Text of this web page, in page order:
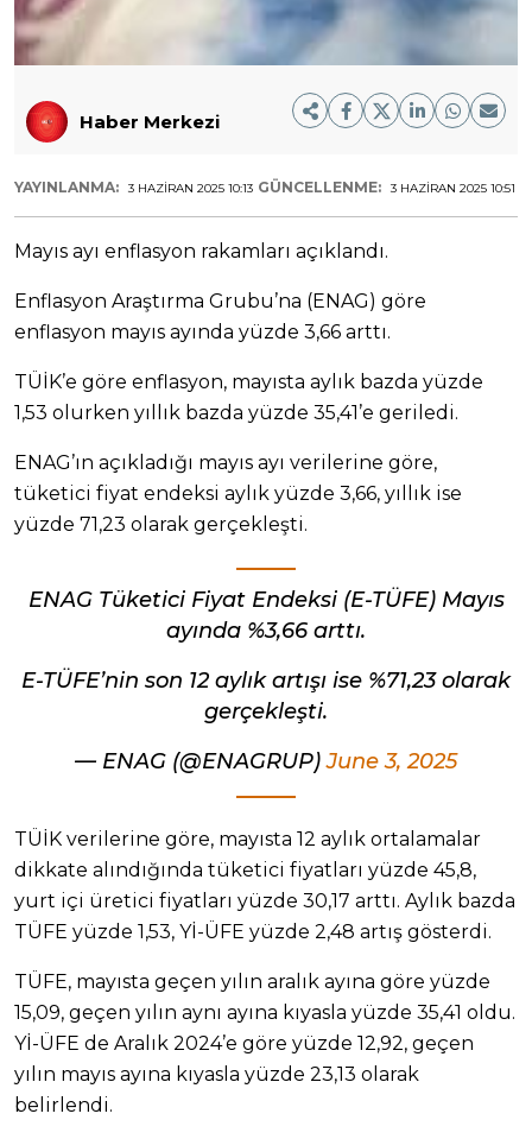
Haber Merkezi
YAYINLANMA: 3 HAZIRAN 2025 10:13 GÜNCELLENME: 3 HAZIRAN 2025 10:51
Mayıs ayı enflasyon rakamları açıklandı.
Enflasyon Araştırma Grubu’na (ENAG) göre
enflasyon mayıs ayında yüzde 3,66 arttı.
TÜİK’e göre enflasyon, mayısta aylık bazda yüzde
1,53 olurken yıllık bazda yüzde 35,41’e geriledi.
ENAG’ın açıkladığı mayıs ayı verilerine göre,
tüketici fiyat endeksi aylık yüzde 3,66, yıllık ise
yüzde 71,23 olarak gerçekleşti.
ENAG Tüketici Fiyat Endeksi (E-TÜFE) Mayıs
ayında %3,66 arttı.
E-TÜFE’nin son 12 aylık artışı ise %71,23 olarak
gerçekleşti.
— ENAG (@ENAGRUP)June 3, 2025
TÜİK verilerine göre, mayısta 12 aylık ortalamalar
dikkate alındığında tüketici fiyatları yüzde 45,8,
yurt içi üretici fiyatları yüzde 30,17 arttı. Aylık bazda
TÜFE yüzde 1,53, Yİ-ÜFE yüzde 2,48 artış gösterdi.
TÜFE, mayısta geçen yılın aralık ayına göre yüzde
15,09, geçen yılın aynı ayına kıyasla yüzde 35,41 oldu.
Yİ-ÜFE de Aralık 2024’e göre yüzde 12,92, geçen
yılın mayıs ayına kıyasla yüzde 23,13 olarak
belirlendi.